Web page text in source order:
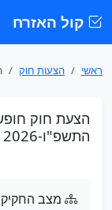
קול האזרח
ראשי הצעות חוק
הצעת חוק
התשפ"ו-2026
מצב